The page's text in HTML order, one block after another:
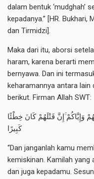
dalam bentuk ‘mudghah’
kepadanya.” [HR. Bukhari,
dan Tirmidzi].
Maka dari itu, aborsi
haram, karena berarti
bernyawa. Dan ini
keharamannya antara lain
berikut. Firman Allah SWT:
وَإِيَّاكُمْ ۚإِنَّ قَتْلَهُمْ كَانَ خِطْئًا
كَبِيرًا
“Dan janganlah kamu
kemiskinan. Kamilah
dan juga kepadamu.